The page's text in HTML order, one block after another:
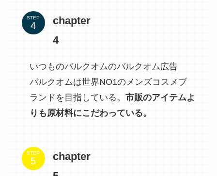
STEP
chapter
4
いつものバルクオムのバルクオム広告
バルクオムは世界NO1のメンズコスメブ
ランドを目指している。 市販のアイテムよ
りも原材料にこだわっている。
STEP
chapter